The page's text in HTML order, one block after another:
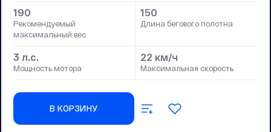
190
Рекомендуемый
максимальный вес
150
Длина бегового полотна
3 л.с.
Мощность мотора
22 км/ч
Максимальная скорость
В КОРЗИНУ